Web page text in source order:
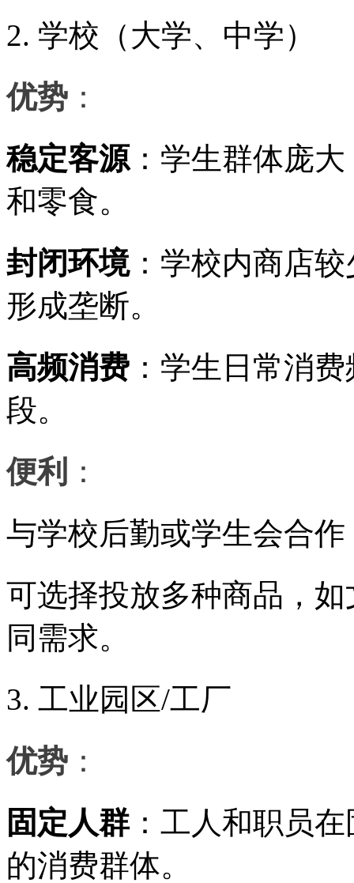
2. 学校（大学、中学）
优势 ：
稳定客源：学生群体庞
和零食。
封闭环境：学校内商店
形成垄断。
高频消费 ：学生日常消
段。
便利
：
与学校后勤或学生会合
可选择投放多种商品，
同需求。
3. 工业园区/工厂
优势 ：
固定人群：工人和职员
的消费群体。